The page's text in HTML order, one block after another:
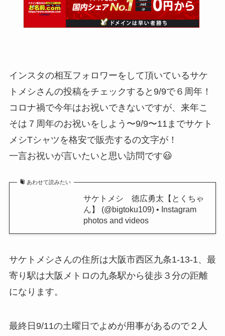
インスタの相互フォロワーをして頂いているサケ
トメシさんの投稿をチェックすると9/9で６周年！
コロナ禍で今年はお祝いできないですが、来年こ
そは７周年のお祝いをしよう〜9/9〜11までサケト
メシTシャツを格安で販売するの文字が！
一言お祝いが言いたいと思い訪問です😃
あわせて読みたい
サケトメシ 徳広勇太【とくちゃ
ん】 (@bigtoku109) • Instagram
photos and videos
サケトメシさんの住所は大阪市西区九条1-13-1、最
寄り駅は大阪メトロの九条駅から徒歩３分の距離
になります。
最終日9/11の土曜日でよめが用事があるので２人